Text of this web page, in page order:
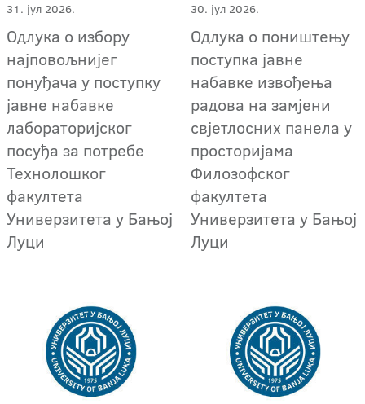
31. јул 2026.
Одлука о избору
најповољнијег
понуђача у поступку
јавне набавке
лабораторијског
посуђа за потребе
Технолошког
факултета
Универзитета у Бањој
Луци
30. јул 2026.
Одлука о поништењу
поступкa јавне
набавке извођења
радова на замјени
свјетлосних панела у
просторијама
Филозофског
факултета
Универзитета у Бањој
Луци